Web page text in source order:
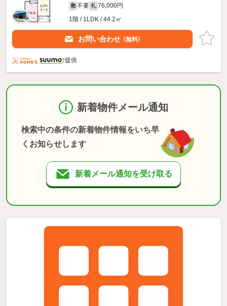
敷 不要 礼 76,000円
1階 / 1LDK / 44.2㎡
お問い合わせ （無料）
提供
新着物件メール通知
検索中の条件の新着物件情報をいち早
くお知らせします
新着メール通知を受け取る